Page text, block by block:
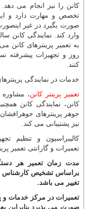
کانن را نیز انجام می دهد.
تخصص و مهارت دارد و این
صورت بگیرد در غیر
وارد کند. نمایندگی کانن
به تعمیر پرینترهای کانن
روز و تجهیزات پیشرفته
کنند.
خدمات در نمایندگی
تعمیر پرینتر کانن، مشاوره
کانن، نمایندگی کانن
جوهر پرینترهای جوهرافشان
نیز پشتیبانی می کند.
کالیبراسیون و تنظیم
تعمیرات و گارانتی تعمیر
براساس تشخیص کارشناس و
تغییر می باشد.
تعمیرات در مرکز خدمات و
صورت می پذیرد بنابراین